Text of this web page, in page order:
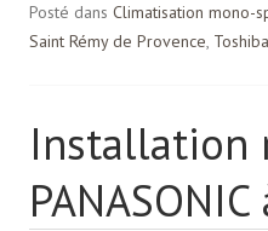
Posté dans Climatisation mono-
Saint Rémy de Provence, Toshiba
Installation